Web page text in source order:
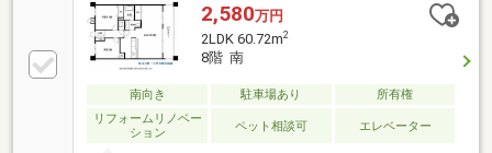
2,580万円
2LDK 60.72m2
8階 南
南向き 駐車場あり
所有権
リフォームリノベー
ション
ペット相談可 エレベーター